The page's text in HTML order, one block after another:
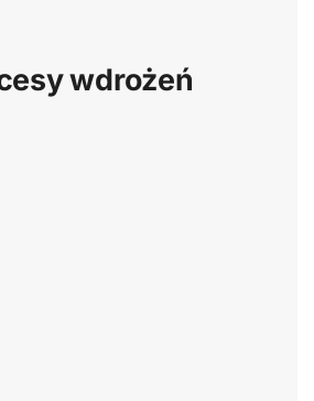
wdrożeń